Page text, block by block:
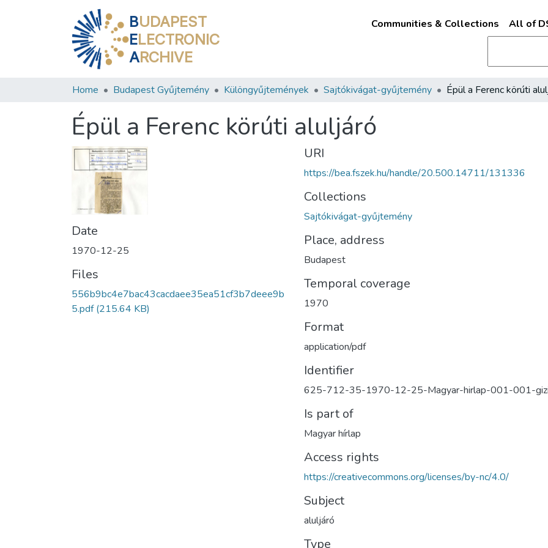
BUDAPEST
ELECTRONIC
ARCHIVE
Communities & Collections All of
Home Budapest Gyűjtemény Különgyűjtemények Sajtókivágat-gyűjtemény Épül a Ferenc körúti
Épül a Ferenc körúti aluljáró
Date
1970-12-25
Files
556b9bc4e7bac43cacdaee35ea51cf3b7deee9b
5.pdf(215.64 KB)
URI
https://bea.fszek.hu/handle/20.500.14711/131336
Collections
Sajtókivágat-gyűjtemény
Place, address
Budapest
Temporal coverage
1970
Format
application/pdf
Identifier
625-712-35-1970-12-25-Magyar-hirlap-001-001-
Is part of
Magyar hírlap
Access rights
https://creativecommons.org/licenses/by-nc/4.0/
Subject
aluljáró
Type